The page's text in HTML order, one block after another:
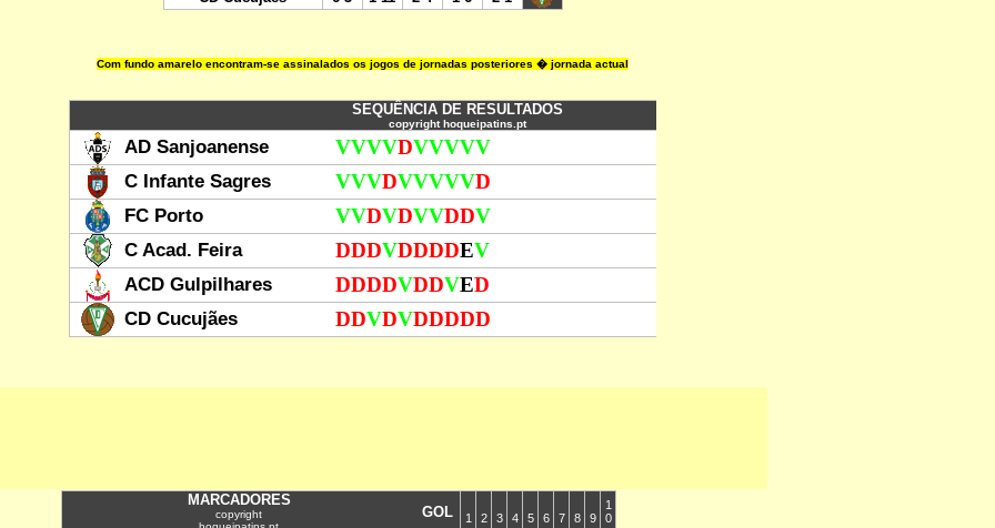
Com fundo amarelo encontram-se assinalados os jogos de jornadas posteriores � jornada actual